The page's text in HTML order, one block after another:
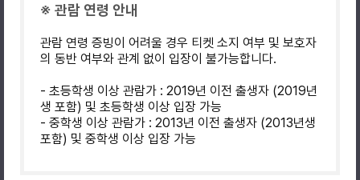
※ 관람 연령 안내
관람 연령 증빙이 어려울 경우 티켓 소지 여부 및 보호자
의 동반 여부와 관계 없이 입장이 불가능합니다.
- 초등학생 이상 관람가 : 2019년 이전 출생자 (2019년
생 포함) 및 초등학생 이상 입장 가능
- 중학생 이상 관람가 : 2013년 이전 출생자 (2013년생
포함) 및 중학생 이상 입장 가능